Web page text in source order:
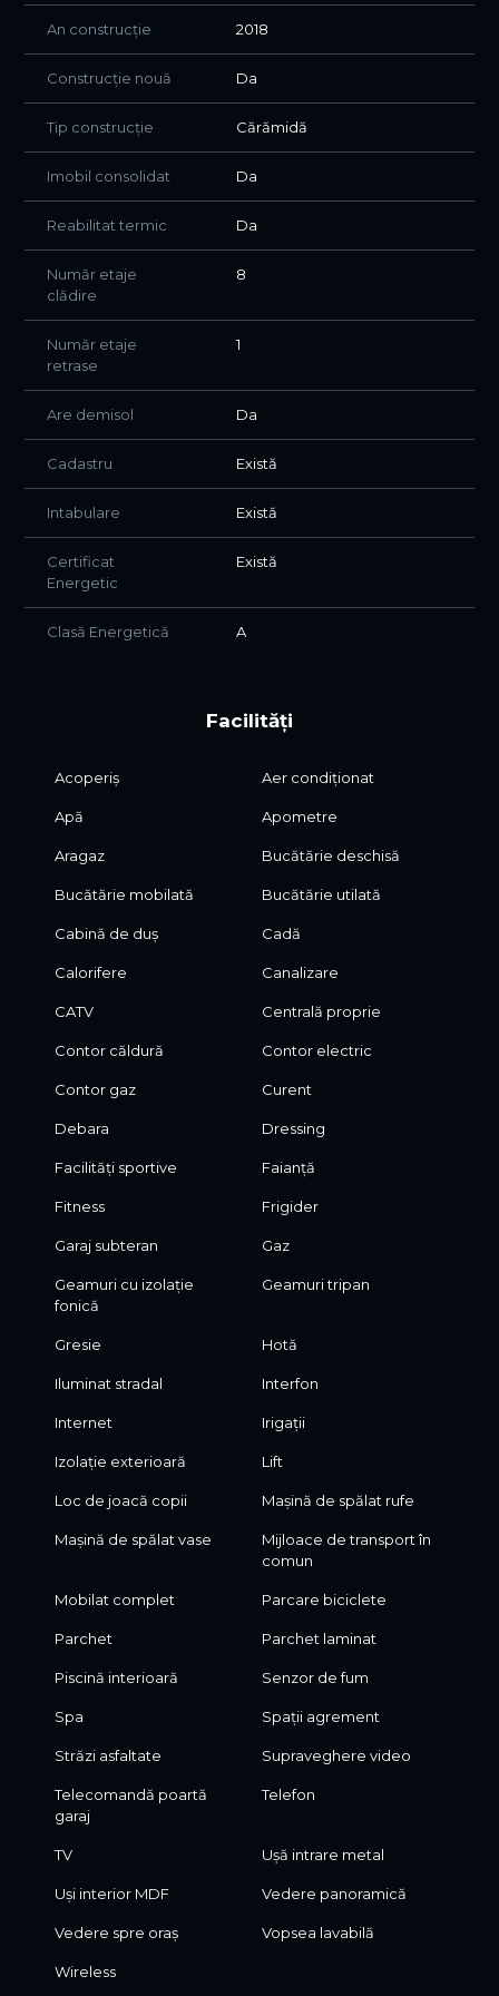
mai mult decât locuire – îți oferă un stil de viață.
📞 Pentru mai multe detalii sau programarea unei
vizionări, vă invităm să ne contactați.
An construcție 2018
Construcție nouă Da
Tip construcție Cărămidă
Imobil consolidat Da
Reabilitat termic Da
Număr etaje
clădire
8
Număr etaje
retrase
1
Are demisol Da
Cadastru Există
Intabulare Există
Certificat
Energetic
Există
Clasă Energetică A
Facilități
Acoperiș Aer condiționat
Apă Apometre
Aragaz Bucătărie deschisă
Bucătărie mobilată Bucătărie utilată
Cabină de duș Cadă
Calorifere Canalizare
CATV Centrală proprie
Contor căldură Contor electric
Contor gaz Curent
Debara Dressing
Facilități sportive Faianță
Fitness Frigider
Garaj subteran Gaz
Geamuri cu izolație
fonică
Geamuri tripan
Gresie Hotă
Iluminat stradal Interfon
Internet Irigații
Izolație exterioară Lift
Loc de joacă copii Mașină de spălat rufe
Mașină de spălat vase
Mijloace de transport în
comun
Mobilat complet Parcare biciclete
Parchet Parchet laminat
Piscină interioară Senzor de fum
Spa Spații agrement
Străzi asfaltate Supraveghere video
Telecomandă poartă
garaj
Telefon
TV Ușă intrare metal
Uși interior MDF Vedere panoramică
Vedere spre oraș Vopsea lavabilă
Wireless